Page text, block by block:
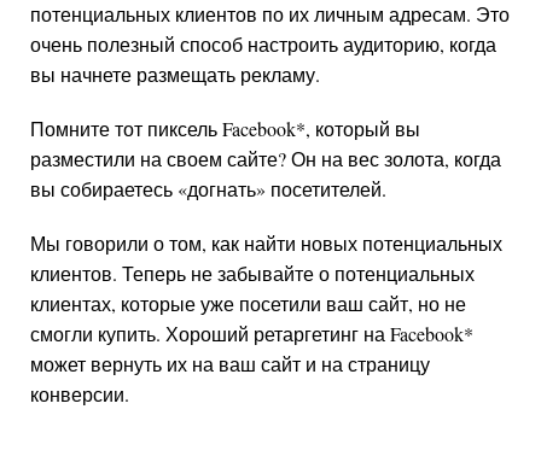
потенциальных клиентов по их личным адресам. Это
очень полезный способ настроить аудиторию, когда
вы начнете размещать рекламу.
Помните тот пиксельFacebook*, который вы
разместили на своем сайте? Он на вес золота, когда
вы собираетесь «догнать» посетителей.
Мы говорили о том, как найти новых потенциальных
клиентов. Теперь не забывайте о потенциальных
клиентах, которые уже посетили ваш сайт, но не
смогли купить. Хороший ретаргетинг на Facebook*
может вернуть их на ваш сайт и на страницу
конверсии.